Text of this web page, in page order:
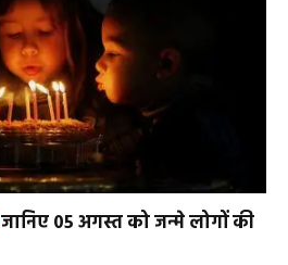
जानिए 05 अगस्त को जन्मे लोगों की